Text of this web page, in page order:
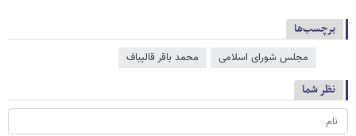
برچسب‌ها
مجلس شورای اسلامی محمد باقر قالیباف
نظر شما